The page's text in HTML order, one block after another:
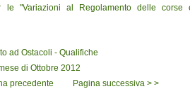
le "Variazioni al Regolamento delle
ad Ostacoli - Qualifiche
di Ottobre 2012
precedente
Pagina successiva > >